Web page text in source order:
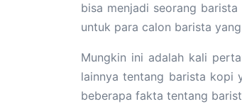
bisa menjadi seorang
untuk para calon barista
Mungkin ini adalah kali
lainnya tentang barista kopi
beberapa fakta tentang